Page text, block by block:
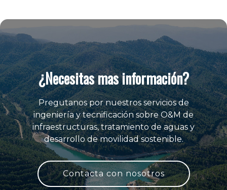
¿Necesitas mas información?
Pregutanos por nuestros servicios de
ingeniería y tecnificación sobre O&M de
infraestructuras, tratamiento de aguas y
desarrollo de movilidad sostenible.
Contacta con nosotros